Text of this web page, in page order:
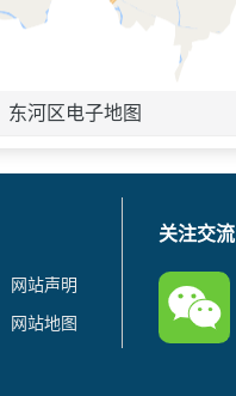
东河区电子地图
网站声明
网站地图
关注交流